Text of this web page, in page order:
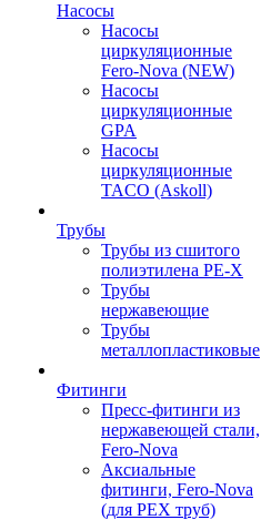
Насосы
Насосы
циркуляционные
Fero-Nova (NEW)
Насосы
циркуляционные
GPA
Насосы
циркуляционные
TACO (Askoll)
Трубы
Трубы из сшитого
полиэтилена PE-X
Трубы
нержавеющие
Трубы
металлопластиковые
Фитинги
Пресс-фитинги из
нержавеющей стали,
Fero-Nova
Аксиальные
фитинги, Fero-Nova
(для PEX труб)